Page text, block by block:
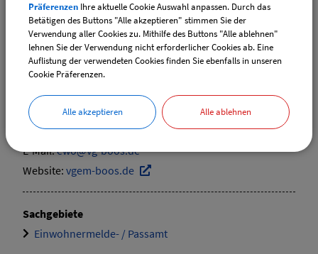
Tel.:(08335) 9829-20
E-Mail:ewo@vg-boos.de
Website:vgem-boos.de
Elvira
Ehrle
Tel.:(08335) 9829-17
E-Mail:ewo@vg-boos.de
Website: vgem-boos.de
Sachgebiete
Einwohnermelde- / Passamt
Präferenzen Ihre aktuelle Cookie Auswahl anpassen. Durch das
Betätigen des Buttons "Alle akzeptieren" stimmen Sie der
Verwendung aller Cookies zu. Mithilfe des Buttons "Alle ablehnen"
lehnen Sie der Verwendung nicht erforderlicher Cookies ab. Eine
Auflistung der verwendeten Cookies finden Sie ebenfalls in unseren
Cookie Präferenzen.
Alle akzeptieren Alle ablehnen